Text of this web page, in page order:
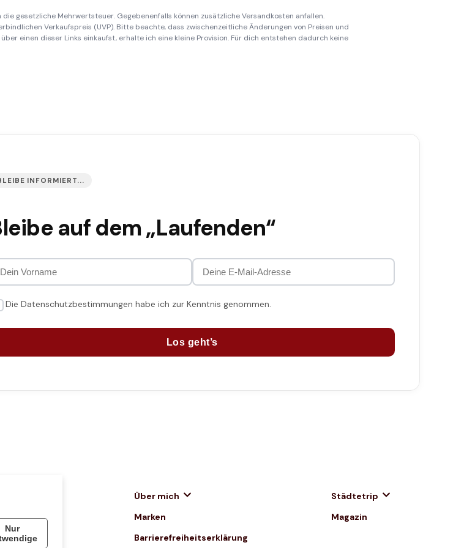
gesetzliche Mehrwertsteuer. Gegebenenfalls können zusätzliche Versandkosten anfallen.
Verkaufspreis (UVP). Bitte beachte, dass zwischenzeitliche Änderungen von Preisen und
einen dieser Links einkaufst, erhalte ich eine kleine Provision. Für dich entstehen dadurch keine
INFORMIERT...
auf dem „Laufenden“
Die Datenschutzbestimmungen habe ich zur Kenntnis genommen.
Los geht’s
Über mich
Marken
Barrierefreiheitserklärung
Städtetrip
Magazin
Nur